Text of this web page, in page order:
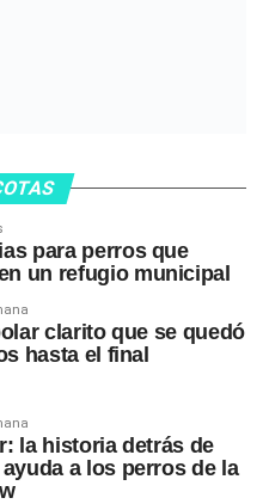
para perros que
un refugio municipal
clarito que se quedó
hasta el final
la historia detrás de
a los perros de la